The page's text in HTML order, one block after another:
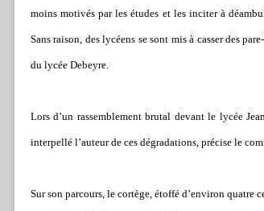
moins motivés par les études et les inciter à
Sans raison, des lycéens se sont mis à casser des
du lycée Debeyre.
Lors d’un rassemblement brutal devant le lycée
interpellé l’auteur de ces dégradations, précise le
Sur son parcours, le cortège, étoffé d’environ quatre